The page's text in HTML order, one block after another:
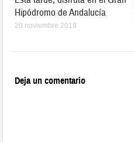
Hipódromo de Andalucía
20 noviembre 2019
Deja un comentario